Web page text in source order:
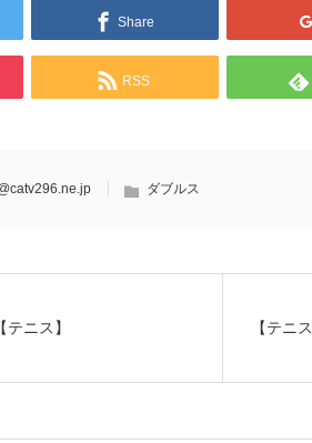
Share
RSS
ダブルス
ニス】 【テニ